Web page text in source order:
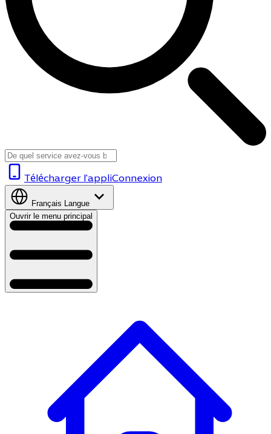
Télécharger l'appliConnexion
Français Langue
Ouvrir le menu principal